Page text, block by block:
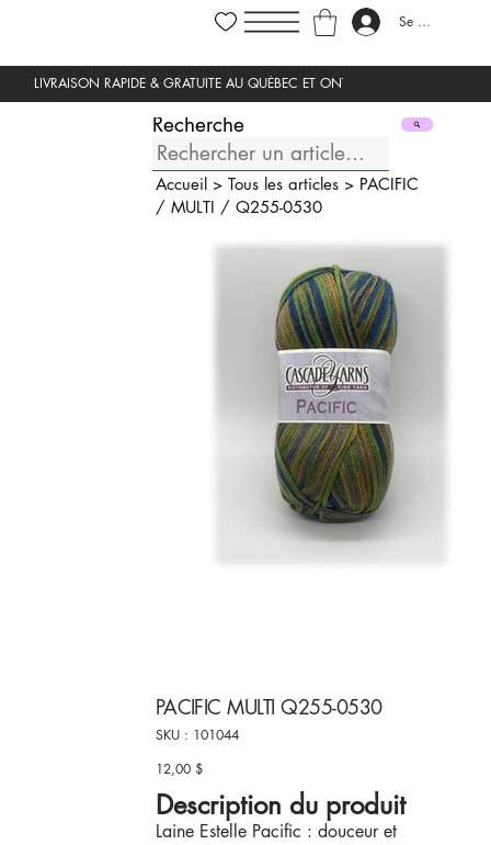
Se connecter
Recherche
Accueil> Tous les articles> PACIFIC
/ MULTI / Q255-0530
PACIFIC MULTI Q255-0530
SKU :
SKU
101044
101044
Prix
12,00 $
Description du produit
Laine Estelle Pacific : douceur et